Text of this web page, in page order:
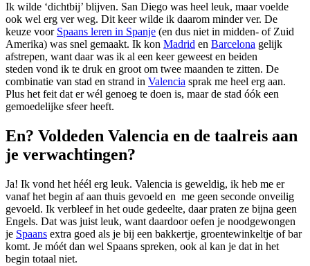
Ik wilde ‘dichtbij’ blijven. San Diego was heel leuk, maar voelde
ook wel erg ver weg. Dit keer wilde ik daarom minder ver. De
keuze voor Spaans leren in Spanje (en dus niet in midden- of Zuid
Amerika) was snel gemaakt. Ik kon Madrid en Barcelona gelijk
afstrepen, want daar was ik al een keer geweest en beiden
steden vond ik te druk en groot om twee maanden te zitten. De
combinatie van stad en strand in Valencia sprak me heel erg aan.
Plus het feit dat er wél genoeg te doen is, maar de stad óók een
gemoedelijke sfeer heeft.
En? Voldeden Valencia en de taalreis aan
je verwachtingen?
Ja! Ik vond het héél erg leuk. Valencia is geweldig, ik heb me er
vanaf het begin af aan thuis gevoeld en me geen seconde onveilig
gevoeld. Ik verbleef in het oude gedeelte, daar praten ze bijna geen
Engels. Dat was juist leuk, want daardoor oefen je noodgewongen
je Spaans extra goed als je bij een bakkertje, groentewinkeltje of bar
komt. Je móét dan wel Spaans spreken, ook al kan je dat in het
begin totaal niet.